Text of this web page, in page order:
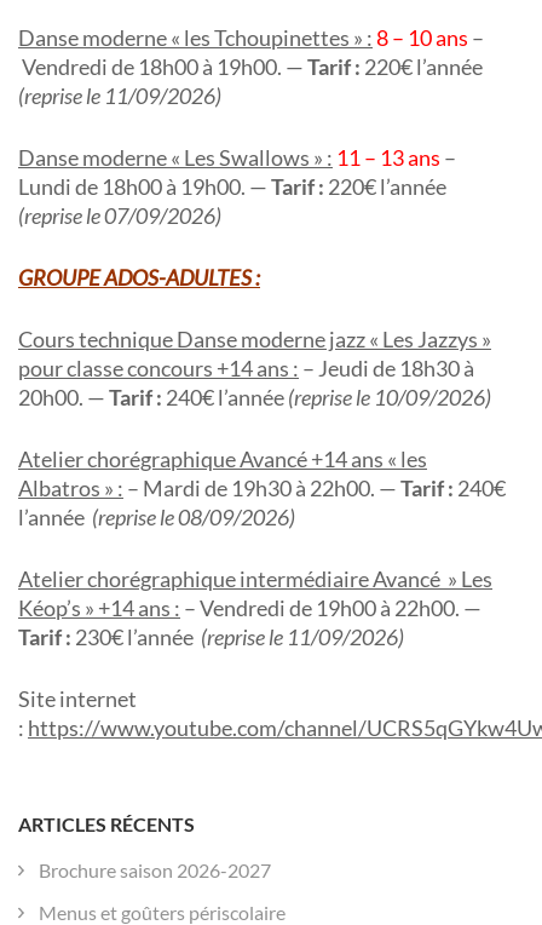
Danse moderne « les Tchoupinettes » :8 – 10 ans –
Vendredi de 18h00 à 19h00. —Tarif : 220€ l’année
(reprise le 11/09/2026)
Danse moderne « Les Swallows » : 11 – 13 ans –
Lundi de 18h00 à 19h00. —Tarif : 220€ l’année
(reprise le 07/09/2026)
GROUPE ADOS-ADULTES :
Cours technique Danse moderne jazz « Les Jazzys »
pour classe concours +14 ans : – Jeudi de 18h30 à
20h00. —Tarif : 240€ l’année(reprise le 10/09/2026)
Atelier chorégraphique Avancé +14 ans « les
Albatros » : – Mardi de 19h30 à 22h00. —Tarif : 240€
l’année (reprise le 08/09/2026)
Atelier chorégraphique intermédiaire Avancé » Les
Kéop’s » +14 ans : – Vendredi de 19h00 à 22h00. —
Tarif : 230€ l’année (reprise le 11/09/2026)
Site internet
: https://www.youtube.com/channel/
ARTICLES RÉCENTS
Brochure saison 2026-2027
Menus et goûters périscolaire